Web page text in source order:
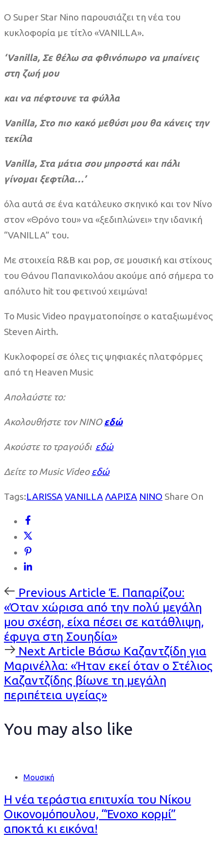
Ο Super Star Nino παρουσιάζει τη νέα του
κυκλοφορία με τίτλο «VANILLA».
‘Vanilla, Σε θέλω σα φθινόπωρο να μπαίνεις
στη ζωή μου
και να πέφτουνε τα φύλλα
Vanilla, Στο πιο κακό μεθύσι μου θα κάνεις την
τεκίλα
Vanilla, Στα μάτια σου μπροστά και πάλι
γίνομαι ξεφτίλα…’
όλα αυτά σε ένα κατάλευκο σκηνικό και τον Νίνο
στον «Θρόνο του» να «ξεδιπλώνει» την ιδανική
“VANILLA” του.
Με στοιχεία R&B και pop, σε μουσική και στίχους
του Θάνου Παπανικολάου ακούμε από σήμερα το
απόλυτο hit του φετινού χειμώνα!
Το Music Video πραγματοποίησε ο καταξιωμένος
Steven Airth.
Κυκλοφορεί σε όλες τις ψηφιακές πλατφόρμες
από τη Heaven Music
Απολαύστε το:
Ακολουθήστε τον ΝΙΝΟεδώ
Ακούστε το τραγούδι εδώ
Δείτε τοMusic Videoεδώ
Tags:LARISSA VANILLA ΛΑΡΙΣΑ ΝΙΝΟ Share On
Previous
Article
Previous ArticleΈ. Παπαρίζου:
«Όταν χώρισα από την πολύ μεγάλη
μου σχέση, είχα πέσει σε κατάθλιψη,
έφυγα στη Σουηδία»
Next
Article
Next Article Βάσω Καζαντζίδη για
Μαρινέλλα: «Ήταν εκεί όταν ο Στέλιος
Καζαντζίδης βίωνε τη μεγάλη
περιπέτεια υγείας»
You may also like
Μουσική
Η νέα τεράστια επιτυχία του Νίκου
Οικονομόπουλου, “Ένοχο κορμί”
αποκτά κι εικόνα!